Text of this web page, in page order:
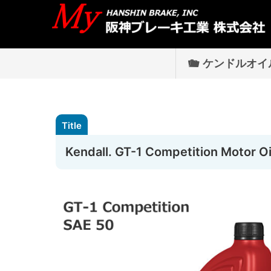
ケンドルオイ
Kendall. GT-1 Competition Motor